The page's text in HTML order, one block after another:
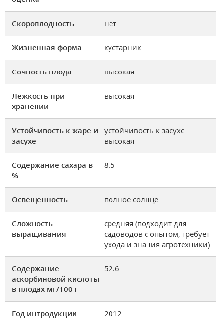
Скороплодность нет
Жизненная форма кустарник
Сочность плода высокая
Лежкость при
хранении
высокая
Устойчивость к жаре и
засухе
устойчивость к засухе
высокая
Содержание сахара в
%
8.5
Освещенность полное солнце
Сложность
выращивания
средняя (подходит для
садоводов с опытом, требует
ухода и знания агротехники)
Содержание
аскорбиновой кислоты
в плодах мг/100 г
52.6
Год интродукции 2012